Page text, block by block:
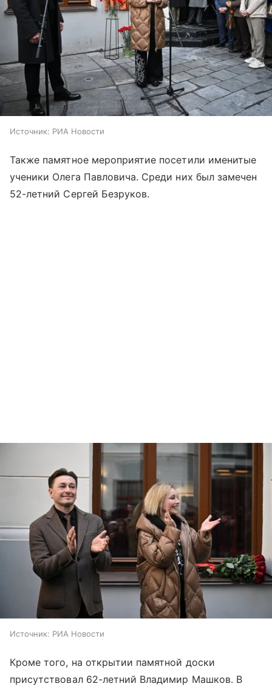
Источник: РИА Новости
Также памятное мероприятие посетили именитые
ученики Олега Павловича. Среди них был замечен
52-летний Сергей Безруков.
Источник: РИА Новости
Кроме того, на открытии памятной доски
присутствовал 62-летний Владимир Машков. В